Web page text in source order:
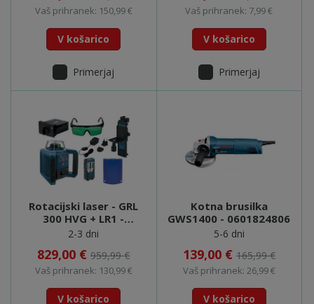
Vaš prihranek: 150,99 €
V košarico
Primerjaj
Vaš prihranek: 7,99 €
V košarico
Primerjaj
Rotacijski laser - GRL
300 HVG + LR1 -
0601061701
2-3 dni
829,00 €959,99 €
Vaš prihranek: 130,99 €
V košarico
Kotna brusilka
GWS1400 - 0601824806
5-6 dni
139,00 € 165,99 €
Vaš prihranek: 26,99 €
V košarico